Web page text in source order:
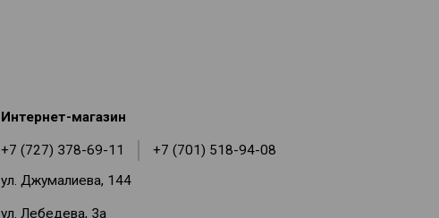
Интернет-магазин
+7 (727) 378-69-11
+7 (701) 518-94-08
ул. Джумалиева, 144
ул. Лебедева, 3а